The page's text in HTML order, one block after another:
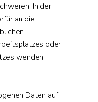
In der
an die
oder
wenden.
Daten auf